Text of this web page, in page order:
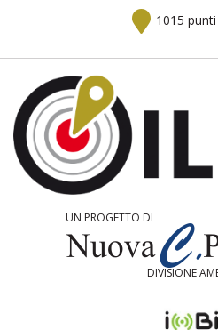
1015
UN PROGETTO DI
DIVISIONE